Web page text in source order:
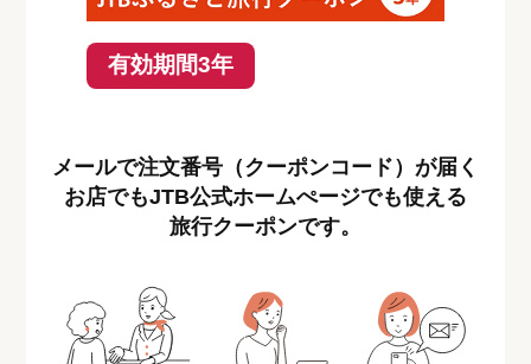
有効期間3年
メールで注文番号（クーポンコード）が届く
お店でもJTB公式ホームぺージでも使える
旅行クーポンです。